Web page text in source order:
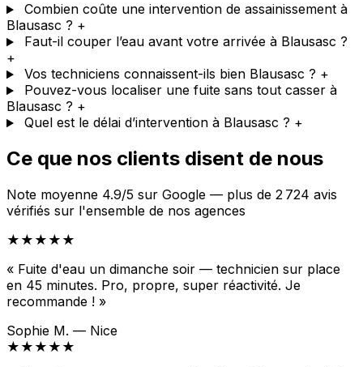
Combien coûte une intervention de assainissement à
Blausasc ? +
Faut-il couper l’eau avant votre arrivée à Blausasc ?
+
Vos techniciens connaissent-ils bien Blausasc ? +
Pouvez-vous localiser une fuite sans tout casser à
Blausasc ? +
Quel est le délai d’intervention à Blausasc ? +
Ce que nos clients disent de nous
Note moyenne 4.9/5 sur Google — plus de 2 724 avis
vérifiés sur l'ensemble de nos agences
★★★★★
« Fuite d'eau un dimanche soir — technicien sur place
en 45 minutes. Pro, propre, super réactivité. Je
recommande ! »
Sophie M. — Nice
★★★★★